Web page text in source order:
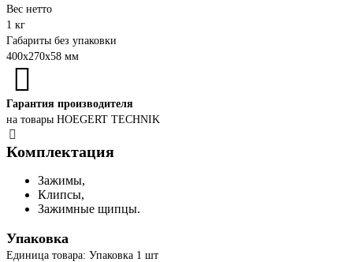
Вес нетто
1 кг
Габариты без упаковки
400x270x58 мм
Гарантия производителя
на товары HOEGERT TECHNIK
Комплектация
Зажимы,
Клипсы,
Зажимные щипцы.
Упаковка
Единица товара: Упаковка 1 шт